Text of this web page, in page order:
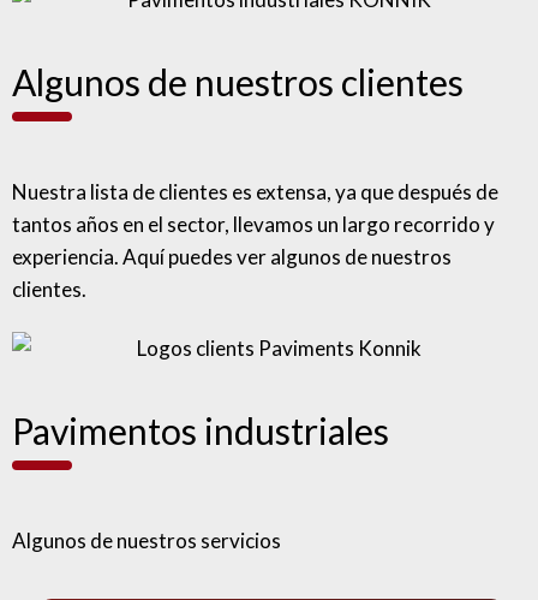
Algunos de nuestros clientes
Nuestra lista de clientes es extensa, ya que después de
tantos años en el sector, llevamos un largo recorrido y
experiencia. Aquí puedes ver algunos de nuestros
clientes.
Pavimentos industriales
Algunos de nuestros servicios